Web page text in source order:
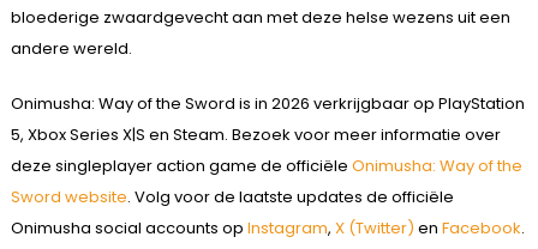
bloederige zwaardgevecht aan met deze helse wezens uit een
andere wereld.
Onimusha: Way of the Sword is in 2026 verkrijgbaar op PlayStation
5, Xbox Series X|S en Steam. Bezoek voor meer informatie over
deze singleplayer action game de officiële Onimusha: Way of the
Sword website. Volg voor de laatste updates de officiële
Onimusha social accounts op Instagram, X (Twitter) en Facebook.